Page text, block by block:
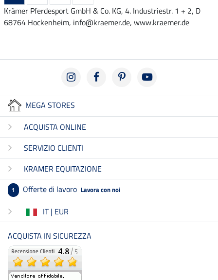
Krämer Pferdesport GmbH & Co. KG, 4. Industriestr. 1 + 2, D
68764 Hockenheim, info@kraemer.de, www.kraemer.de
MEGA STORES
ACQUISTA ONLINE
SERVIZIO CLIENTI
KRAMER EQUITAZIONE
1 Offerte di lavoro Lavora con noi
IT | EUR
ACQUISTA IN SICUREZZA